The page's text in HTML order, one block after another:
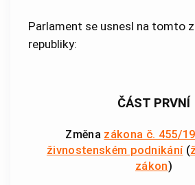
Parlament se usnesl na tomto
republiky:
ČÁST PRVNÍ
Změna zákona č. 455/
živnostenském podnikání(
zákon)